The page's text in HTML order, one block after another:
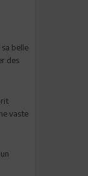
belle
des
vaste